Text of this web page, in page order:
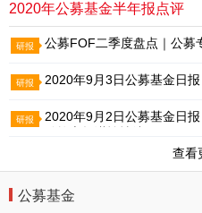
2020年公募基金半年报点评
研报 公募FOF二季度盘点｜公募
研报 2020年9月3日公募基金日
研报
2020年9月2日公募基金日
查看
公募基金